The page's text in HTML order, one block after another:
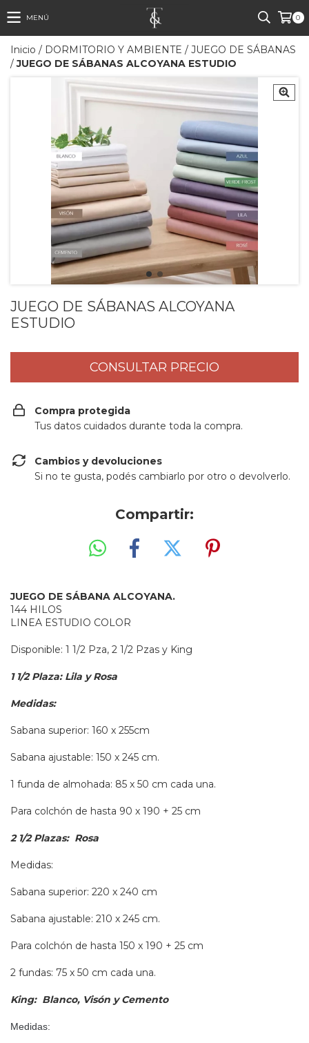
MENÚ 0
Inicio / DORMITORIO Y AMBIENTE / JUEGO DE SÁBANAS
/ JUEGO DE SÁBANAS ALCOYANA ESTUDIO
JUEGO DE SÁBANAS ALCOYANA
ESTUDIO
Compra protegida
Tus datos cuidados durante toda la compra.
Cambios y devoluciones
Si no te gusta, podés cambiarlo por otro o devolverlo.
Compartir:
JUEGO DE SÁBANA ALCOYANA.
144 HILOS
LINEA ESTUDIO COLOR
Disponible: 1 1/2 Pza, 2 1/2 Pzas y King
1 1/2 Plaza: Lila y Rosa
Medidas:
Sabana superior: 160 x 255cm
Sabana ajustable: 150 x 245 cm.
1 funda de almohada: 85 x 50 cm cada una.
Para colchón de hasta 90 x 190 + 25 cm
2 1/2 Plazas: Rosa
Medidas:
Sabana superior: 220 x 240 cm
Sabana ajustable: 210 x 245 cm.
Para colchón de hasta 150 x 190 + 25 cm
2 fundas: 75 x 50 cm cada una.
King: Blanco, Visón y Cemento
Medidas: